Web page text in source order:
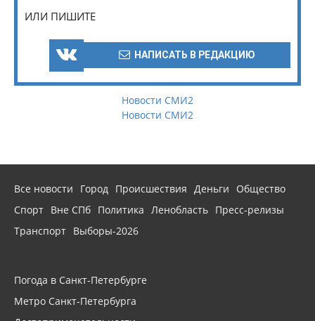
ИЛИ ПИШИТЕ
НАПИСАТЬ В РЕДАКЦИЮ
Новости СМИ2
Новости СМИ2
Все новости Город Происшествия Деньги
Общество
Спорт Вне СПб Политика Ленобласть Пресс-релизы
Транспорт Выборы-2026
Погода в Санкт-Петербурге
Метро Санкт-Петербурга